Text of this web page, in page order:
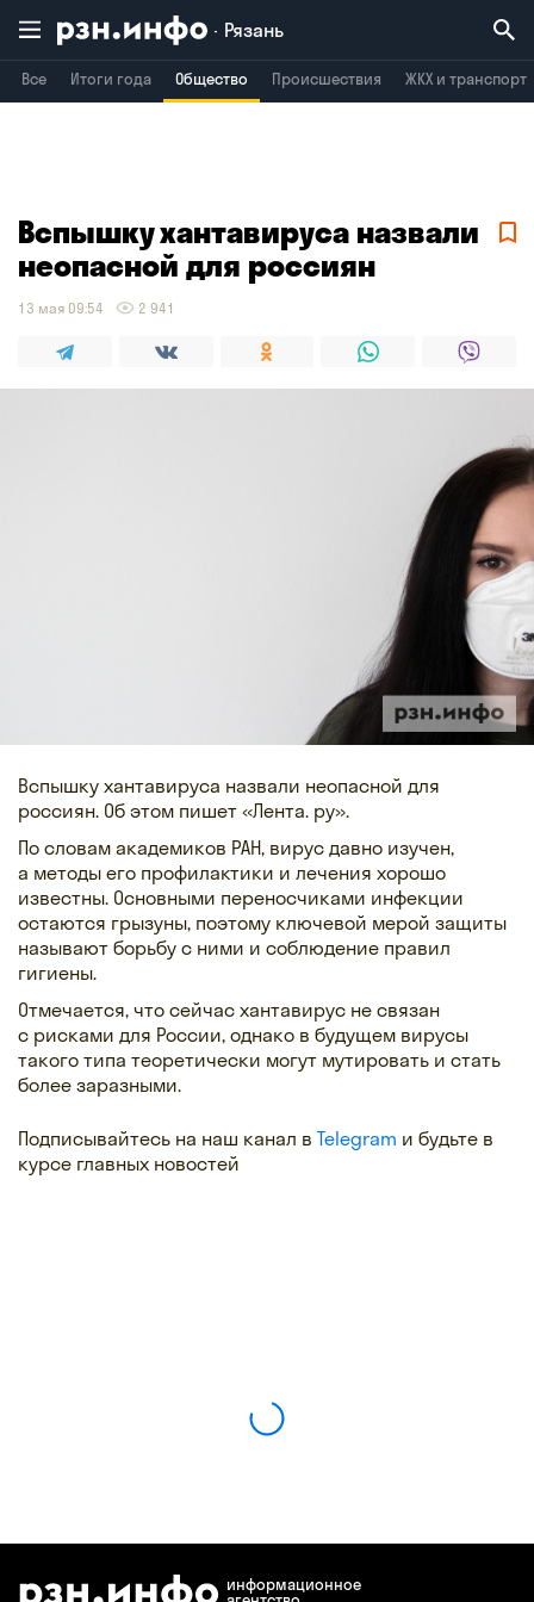
Рязань
Все Итоги года Общество Происшествия ЖКХ и транспорт
Воронеж Брянск
Вспышку хантавируса назвали
неопасной для россиян
13 мая 09:54 2 941
Вспышку хантавируса назвали неопасной для
россиян. Об этом пишет «Лента. ру».
По словам академиков РАН, вирус давно изучен,
а методы его профилактики и лечения хорошо
известны. Основными переносчиками инфекции
остаются грызуны, поэтому ключевой мерой защиты
называют борьбу с ними и соблюдение правил
гигиены.
Отмечается, что сейчас хантавирус не связан
с рисками для России, однако в будущем вирусы
такого типа теоретически могут мутировать и стать
более заразными.
Подписывайтесь на наш канал в Telegram и будьте в
курсе главных новостей
информационное